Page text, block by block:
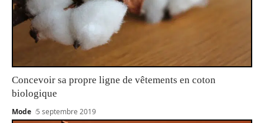
Concevoir sa propre ligne de vêtements en coton
biologique
Mode 5 septembre 2019